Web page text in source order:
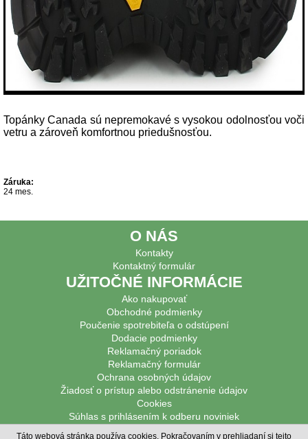
Topánky Canada sú nepremokavé s vysokou odolnosťou voči
vetru a zároveň komfortnou priedušnosťou.
Záruka:
24 mes.
O NÁS
Kontakty
Kontaktný formulár
UŽITOČNÉ INFORMÁCIE
Ako nakupovať
Obchodné podmienky
Poučenie spotrebiteľa o odstúpení
Dodacie podmienky
Reklamačný poriadok
Reklamačný formulár
Ochrana osobných údajov
Žiadosť o prístup alebo odstránenie údajov
Cookies
Súhlas s prihlásením k odberu noviniek
PODPOROVANÉ PLATBY
Táto webová stránka používa cookies. Pokračovaním v prehliadaní si tejto